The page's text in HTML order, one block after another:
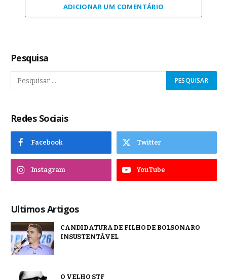
ADICIONAR UM COMENTÁRIO
Pesquisa
Redes Sociais
Facebook Twitter
Instagram YouTube
Ultimos Artigos
CANDIDATURA DE FILHO DE BOLSONARO
INSUSTENTÁVEL
O VELHO STF